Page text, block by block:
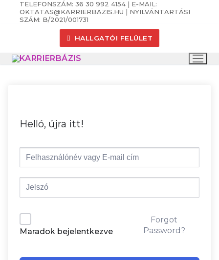
UgrásTELEFONSZÁM: 36 30 992 4154 | E-MAIL:
OKTATAS@KARRIERBAZIS.HU | NYILVÁNTARTÁSI
SZÁM: B/2021/001731
HALLGATÓI FELÜLET
Helló, újra itt!
Maradok bejelentkezve
Forgot
Password?